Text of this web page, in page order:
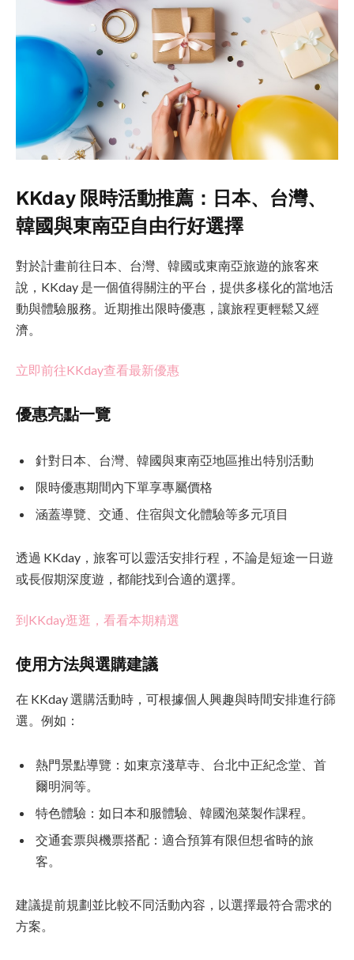
KKday 限時活動推薦：日本、台灣、
韓國與東南亞自由行好選擇
對於計畫前往日本、台灣、韓國或東南亞旅遊的旅客來
說，KKday 是一個值得關注的平台，提供多樣化的當地活
動與體驗服務。近期推出限時優惠，讓旅程更輕鬆又經
濟。
立即前往KKday查看最新優惠
優惠亮點一覽
針對日本、台灣、韓國與東南亞地區推出特別活動
限時優惠期間內下單享專屬價格
涵蓋導覽、交通、住宿與文化體驗等多元項目
透過 KKday，旅客可以靈活安排行程，不論是短途一日遊
或長假期深度遊，都能找到合適的選擇。
到KKday逛逛，看看本期精選
使用方法與選購建議
在 KKday 選購活動時，可根據個人興趣與時間安排進行篩
選。例如：
熱門景點導覽：如東京淺草寺、台北中正紀念堂、首
爾明洞等。
特色體驗：如日本和服體驗、韓國泡菜製作課程。
交通套票與機票搭配：適合預算有限但想省時的旅
客。
建議提前規劃並比較不同活動內容，以選擇最符合需求的
方案。